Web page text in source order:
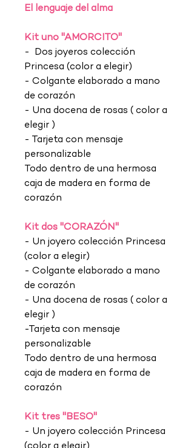
El lenguaje del alma
Kit uno "AMORCITO"
- Dos joyeros colección
Princesa (color a elegir)
- Colgante elaborado a mano
de corazón
- Una docena de rosas ( color a
elegir )
- Tarjeta con mensaje
personalizable
Todo dentro de una hermosa
caja de madera en forma de
corazón
Kit dos "CORAZÓN"
- Un joyero colección Princesa
(color a elegir)
- Colgante elaborado a mano
de corazón
- Una docena de rosas ( color a
elegir )
-Tarjeta con mensaje
personalizable
Todo dentro de una hermosa
caja de madera en forma de
corazón
Kit tres "BESO"
- Un joyero colección Princesa